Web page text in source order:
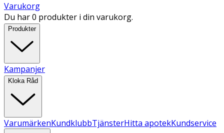
Varukorg
Du har 0 produkter i din varukorg.
Produkter
Kampanjer
Kloka Råd
VarumärkenKundklubbTjänsterHitta apotekKundservice